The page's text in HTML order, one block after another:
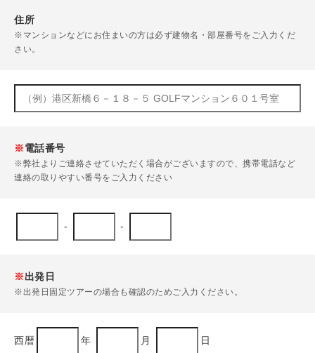
住所
※マンションなどにお住まいの方は必ず建物名・部屋番号をご入力くだ
さい。
※電話番号
※弊社よりご連絡させていただく場合がございますので、携帯電話など
連絡の取りやすい番号をご入力ください
- -
※出発日
※出発日固定ツアーの場合も確認のためご入力ください。
西暦 年 月 日